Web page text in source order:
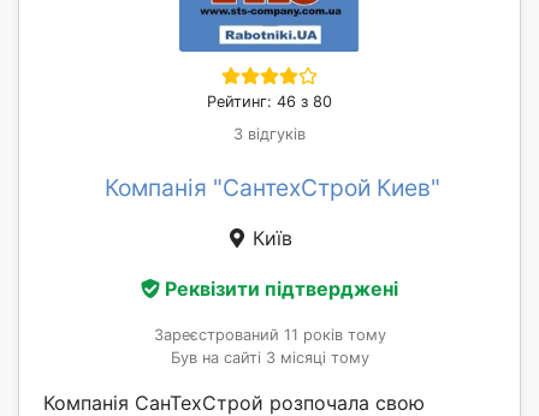
Рейтинг: 46 з 80
3 відгуків
Компанія "СантехСтрой Киев"
Київ
Реквізити підтверджені
Зареєстрований 11 років тому
Був на сайті 3 місяці тому
Компанія СанТехСтрой розпочала свою